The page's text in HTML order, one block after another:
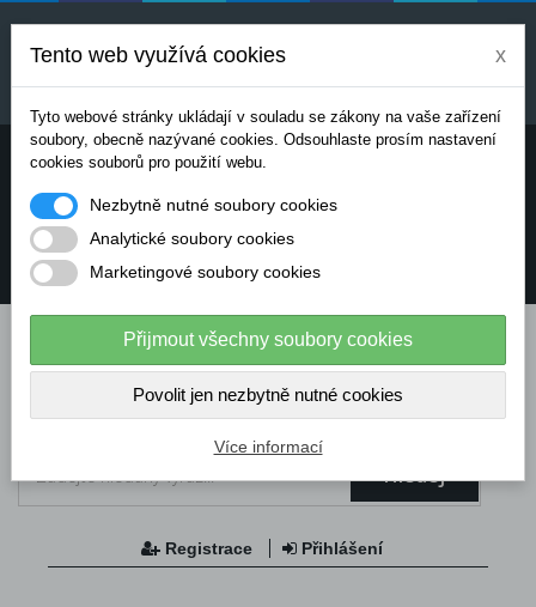
Uvedené ceny jsou orientační a mohou se měnit v
závislosti na aktuálních cenách výrobců a
dodavatelů. Pro přesnou cenovou nabídku prosím
Potřebujete poradit? Chcete objednávat telefonicky:
info@dataflex-security.com
Hledej
Registrace Přihlášení
Tento web využívá cookies x
Tyto webové stránky ukládají v souladu se zákony na vaše zařízení
soubory, obecně nazývané cookies. Odsouhlaste prosím nastavení
cookies souborů pro použití webu.
Nezbytně nutné soubory cookies
Analytické soubory cookies
Marketingové soubory cookies
Přijmout všechny soubory cookies
Povolit jen nezbytně nutné cookies
Více informací